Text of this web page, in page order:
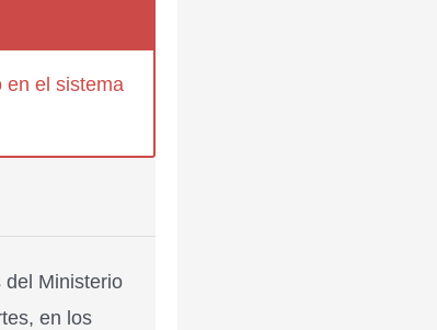
en el sistema
del Ministerio
en los